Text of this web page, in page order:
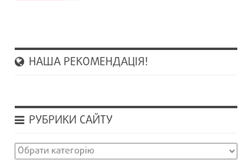
НАША РЕКОМЕНДАЦІЯ!
РУБРИКИ САЙТУ
Рубрики